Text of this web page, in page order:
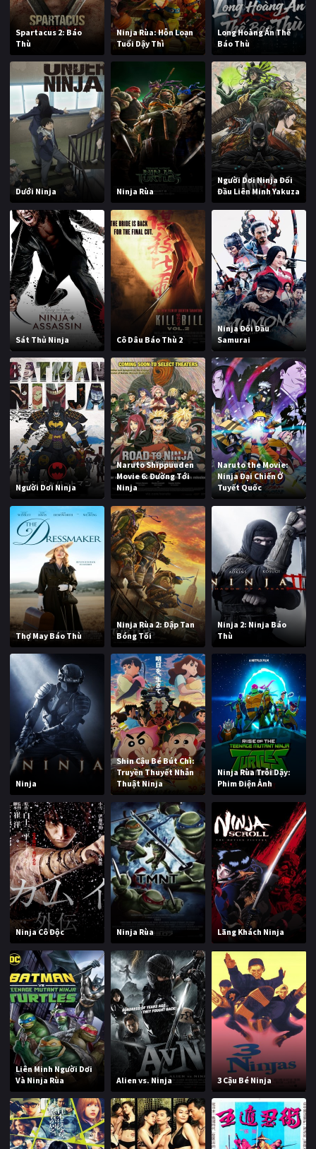
Spartacus 2: Báo
Thù
Ninja Rùa: Hỗn Loạn
Tuổi Dậy Thì
Long Hoàng Ẩn Thế
Báo Thù
Dưới Ninja Ninja Rùa
Người Dơi Ninja Đối
Đầu Liên Minh Yakuza
Sát Thủ Ninja Cô Dâu Báo Thù 2
Ninja Đối Đầu
Samurai
Người Dơi Ninja
Naruto Shippuuden
Movie 6: Đường Tới
Ninja
Naruto the Movie:
Ninja Đại Chiến Ở
Tuyết Quốc
Thợ May Báo Thù
Ninja Rùa 2: Đập Tan
Bóng Tối
Ninja 2: Ninja Báo
Thù
Ninja
Shin Cậu Bé Bút Chì:
Truyền Thuyết Nhẫn
Thuật Ninja
Ninja Rùa Trỗi Dậy:
Phim Điện Ảnh
Ninja Cô Độc Ninja Rùa Lãng Khách Ninja
Liên Minh Người Dơi
Và Ninja Rùa
Alien vs. Ninja 3 Cậu Bé Ninja